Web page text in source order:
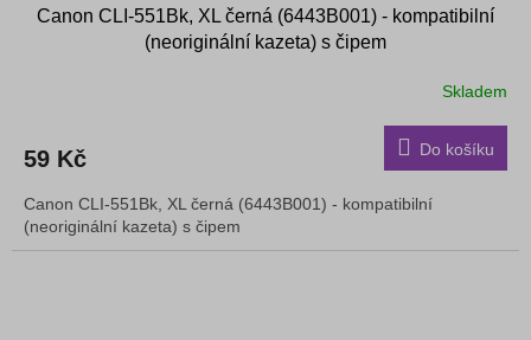
Canon CLI-551Bk, XL černá (6443B001) - kompatibilní
(neoriginální kazeta) s čipem
Skladem
59 Kč Do košíku
Canon CLI-551Bk, XL černá (6443B001) - kompatibilní
(neoriginální kazeta) s čipem